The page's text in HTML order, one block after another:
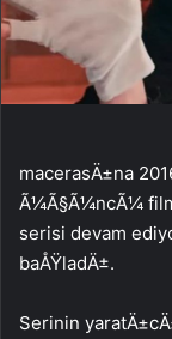
macerasÄ±na
Ã¼Ã§Ã¼ncÃ¼
serisi devam
baÅŸladÄ±.
Serinin